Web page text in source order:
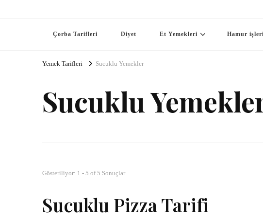
Çorba Tarifleri Diyet Et Yemekleri Hamur işleri
Yemek Tarifleri Sucuklu Yemekler
Sucuklu
Gösteriliyor: 1 - 5 of 5 Sonuçlar
Sucuklu Pizza Tarifi